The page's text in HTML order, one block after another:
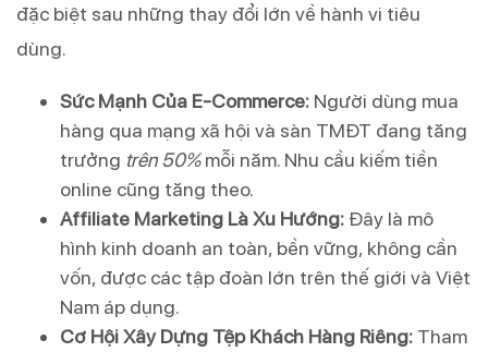
đặc biệt sau những thay đổi lớn về hành vi tiêu
dùng.
Sức Mạnh Của E-Commerce: Người dùng mua
hàng qua mạng xã hội và sàn TMĐT đang tăng
trưởng trên 50%mỗi năm. Nhu cầu kiếm tiền
online cũng tăng theo.
Affiliate Marketing Là Xu Hướng: Đây là mô
hình kinh doanh an toàn, bền vững, không cần
vốn, được các tập đoàn lớn trên thế giới và Việt
Nam áp dụng.
Cơ Hội Xây Dựng Tệp Khách Hàng Riêng: Tham